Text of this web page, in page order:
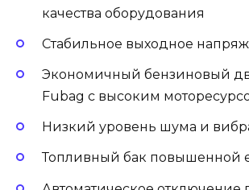
качества оборудования
Стабильное выходное
Экономичный бензиновый
Fubag с высоким
Низкий уровень шума и
Топливный бак повышенной